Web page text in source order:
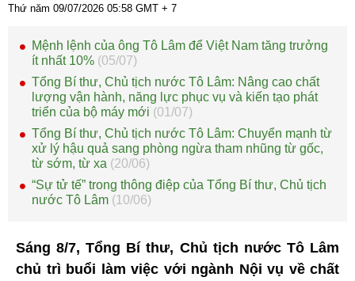
Thứ năm 09/07/2026 05:58 GMT + 7
Mệnh lệnh của ông Tô Lâm để Việt Nam tăng trưởng
ít nhất 10% (05/07)
Tổng Bí thư, Chủ tịch nước Tô Lâm: Nâng cao chất
lượng vận hành, năng lực phục vụ và kiến tạo phát
triển của bộ máy mới (01/07)
Tổng Bí thư, Chủ tịch nước Tô Lâm: Chuyển mạnh từ
xử lý hậu quả sang phòng ngừa tham nhũng từ gốc,
từ sớm, từ xa (20/06)
“Sự tử tế” trong thông điệp của Tổng Bí thư, Chủ tịch
nước Tô Lâm (10/06)
Sáng 8/7, Tổng Bí thư, Chủ tịch nước Tô Lâm
chủ trì buổi làm việc với ngành Nội vụ về chất